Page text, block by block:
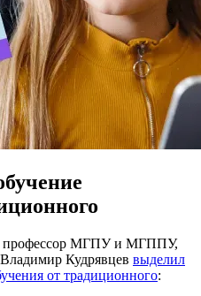
профессор МГПУ и МГППУ,
Кудрявцев выделил
от традиционного: